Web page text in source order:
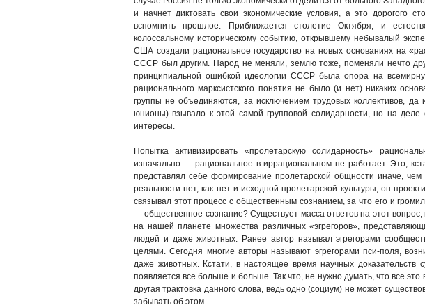
и начнет диктовать свои экономические условия, а это дорогого
вспомнить прошлое. Приближается столетие Октября, и
колоссальному историческому событию, открывшему небывалый
США создали рациональное государство на новых основаниях на
СССР был другим. Народ не меняли, землю тоже, поменяли нечто
принципиальной ошибкой идеологии СССР была опора на
рационального марксистского понятия не было (и нет) никаких
группы не объединяются, за исключением трудовых коллективов,
юнионы) взывало к этой самой групповой солидарности, но на деле
интересы.
Попытка активизировать «пролетарскую солидарность»
изначально — рациональное в иррациональном не работает. Это,
представлял себе формирование пролетарской общности иначе,
реальности нет, как нет и исходной пролетарской культуры, он
связывал этот процесс с общественным сознанием, за что его и
— общественное сознание? Существует масса ответов на этот
на нашей планете множества различных «эгрегоров»,
людей и даже животных. Ранее автор называл эгрегорами
целями. Сегодня многие авторы называют эгрегорами пси-поля,
даже животных. Кстати, в настоящее время научных доказательств
появляется все больше и больше. Так что, не нужно думать, что все
другая трактовка данного слова, ведь одно (социум) не может
забывать об этом.